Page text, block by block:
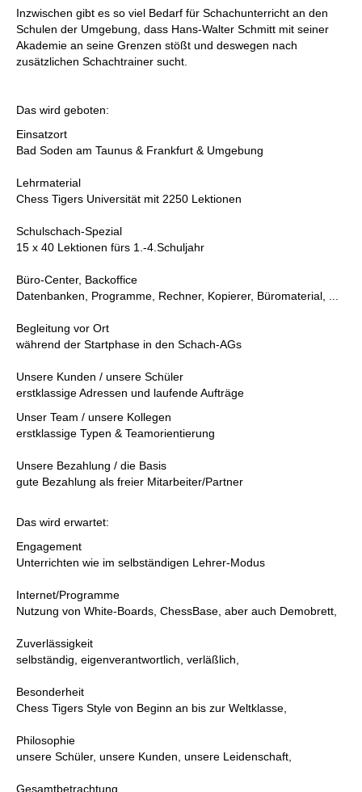
Inzwischen gibt es so viel Bedarf für Schachunterricht an den
Schulen der Umgebung, dass Hans-Walter Schmitt mit seiner
Akademie an seine Grenzen stößt und deswegen nach
zusätzlichen Schachtrainer sucht.
Das wird geboten:
Einsatzort
Bad Soden am Taunus & Frankfurt & Umgebung
Lehrmaterial
Chess Tigers Universität mit 2250 Lektionen
Schulschach-Spezial
15 x 40 Lektionen fürs 1.-4.Schuljahr
Büro-Center, Backoffice
Datenbanken, Programme, Rechner, Kopierer, Büromaterial, ...
Begleitung vor Ort
während der Startphase in den Schach-AGs
Unsere Kunden / unsere Schüler
erstklassige Adressen und laufende Aufträge
Unser Team / unsere Kollegen
erstklassige Typen & Teamorientierung
Unsere Bezahlung / die Basis
gute Bezahlung als freier Mitarbeiter/Partner
Das wird erwartet:
Engagement
Unterrichten wie im selbständigen Lehrer-Modus
Internet/Programme
Nutzung von White-Boards, ChessBase, aber auch Demobrett,
Zuverlässigkeit
selbständig, eigenverantwortlich, verläßlich,
Besonderheit
Chess Tigers Style von Beginn an bis zur Weltklasse,
Philosophie
unsere Schüler, unsere Kunden, unsere Leidenschaft,
Gesamtbetrachtung